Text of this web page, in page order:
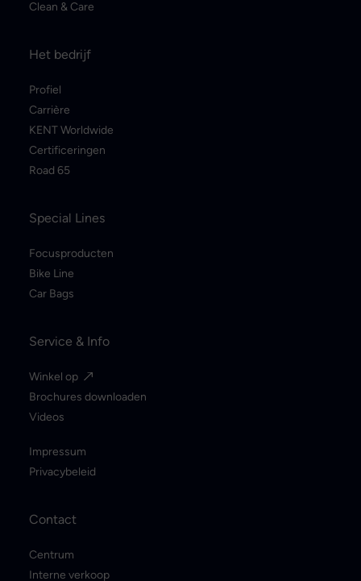
Clean & Care
Het bedrijf
Profiel
Carrière
KENT Worldwide
Certificeringen
Road 65
Special Lines
Focusproducten
Bike Line
Car Bags
Service & Info
Winkel op
Brochures downloaden
Videos
Impressum
Privacybeleid
Contact
Centrum
Interne verkoop